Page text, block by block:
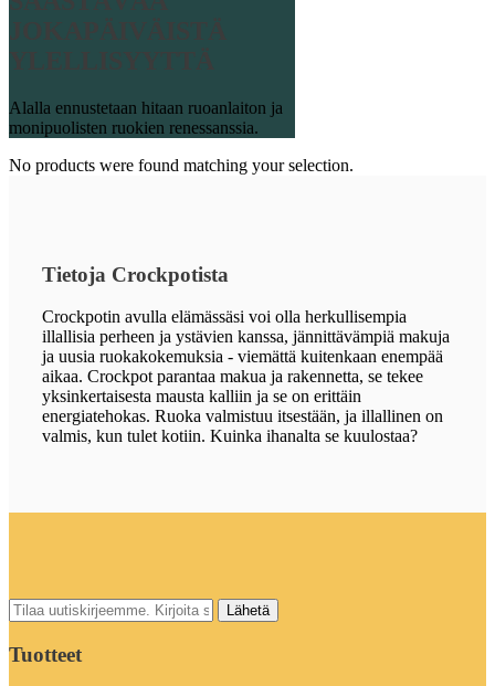
Alalla ennustetaan hitaan ruoanlaiton ja
monipuolisten ruokien renessanssia.
No products were found matching your selection.
Tietoja Crockpotista
Crockpotin avulla elämässäsi voi olla herkullisempia
illallisia perheen ja ystävien kanssa, jännittävämpiä makuja
ja uusia ruokakokemuksia - viemättä kuitenkaan enempää
aikaa. Crockpot parantaa makua ja rakennetta, se tekee
yksinkertaisesta mausta kalliin ja se on erittäin
energiatehokas. Ruoka valmistuu itsestään, ja illallinen on
valmis, kun tulet kotiin. Kuinka ihanalta se kuulostaa?
Tuotteet